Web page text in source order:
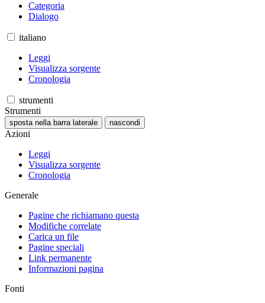
Categoria
Dialogo
italiano
Leggi
Visualizza sorgente
Cronologia
strumenti
Strumenti
sposta nella barra laterale nascondi
Azioni
Leggi
Visualizza sorgente
Cronologia
Generale
Pagine che richiamano questa
Modifiche correlate
Carica un file
Pagine speciali
Link permanente
Informazioni pagina
Fonti